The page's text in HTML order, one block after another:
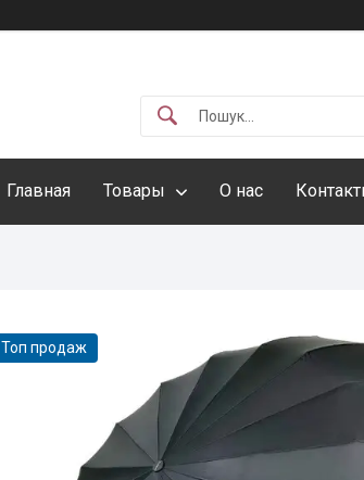
Главная Товары О нас
Топ продаж